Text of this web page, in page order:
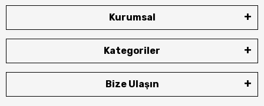
Kurumsal
Kategoriler
Bize Ulaşın